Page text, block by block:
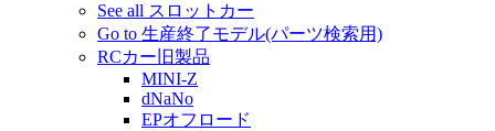
See all スロットカー
Go to 生産終了モデル(パーツ検索用)
RCカー旧製品
MINI-Z
dNaNo
EPオフロード